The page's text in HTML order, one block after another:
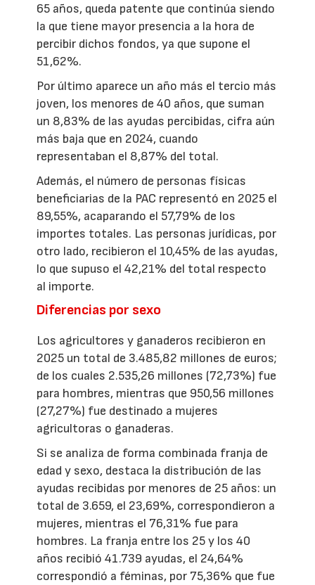
65 años, queda patente que continúa siendo
la que tiene mayor presencia a la hora de
percibir dichos fondos, ya que supone el
51,62%.
Por último aparece un año más el tercio más
joven, los menores de 40 años, que suman
un 8,83% de las ayudas percibidas, cifra aún
más baja que en 2024, cuando
representaban el 8,87% del total.
Además, el número de personas físicas
beneficiarias de la PAC representó en 2025 el
89,55%, acaparando el 57,79% de los
importes totales. Las personas jurídicas, por
otro lado, recibieron el 10,45% de las ayudas,
lo que supuso el 42,21% del total respecto
al importe.
Diferencias por sexo
Los agricultores y ganaderos recibieron en
2025 un total de 3.485,82 millones de euros;
de los cuales 2.535,26 millones (72,73%) fue
para hombres, mientras que 950,56 millones
(27,27%) fue destinado a mujeres
agricultoras o ganaderas.
Si se analiza de forma combinada franja de
edad y sexo, destaca la distribución de las
ayudas recibidas por menores de 25 años: un
total de 3.659, el 23,69%, correspondieron a
mujeres, mientras el 76,31% fue para
hombres. La franja entre los 25 y los 40
años recibió 41.739 ayudas, el 24,64%
correspondió a féminas, por 75,36% que fue